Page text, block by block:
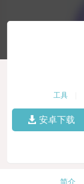
工具
安卓下载
简介